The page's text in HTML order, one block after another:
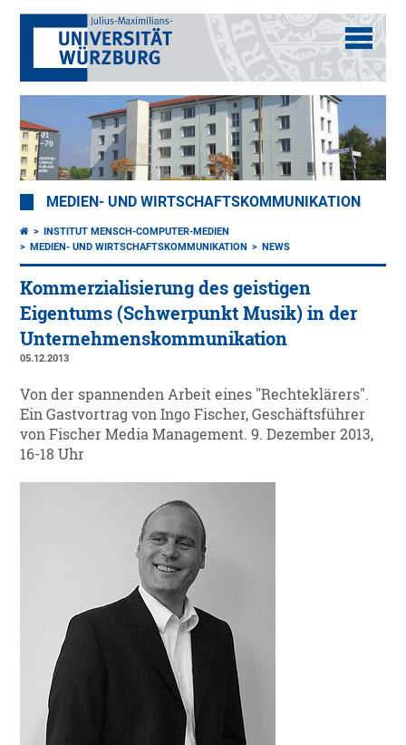
MEDIEN- UND WIRTSCHAFTSKOMMUNIKATION
INSTITUT MENSCH-COMPUTER-MEDIEN
MEDIEN- UND WIRTSCHAFTSKOMMUNIKATION
NEWS
Kommerzialisierung des geistigen
Eigentums (Schwerpunkt Musik) in der
Unternehmenskommunikation
05.12.2013
Von der spannenden Arbeit eines "Rechteklärers".
Ein Gastvortrag von Ingo Fischer, Geschäftsführer
von Fischer Media Management. 9. Dezember 2013,
16-18 Uhr